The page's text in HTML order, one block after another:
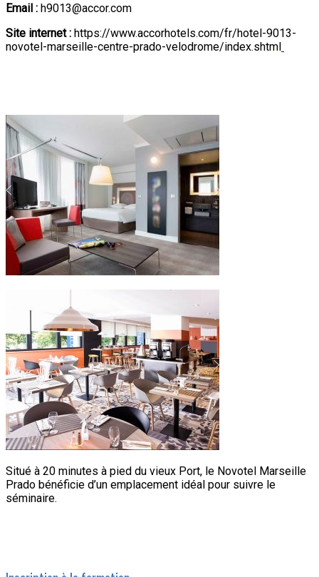
Email : h9013@accor.com
Site internet : https://www.accorhotels.com/fr/hotel-9013-
novotel-marseille-centre-prado-velodrome/index.shtml
Situé à 20 minutes à pied du vieux Port, le Novotel Marseille
Prado bénéficie d’un emplacement idéal pour suivre le
séminaire.